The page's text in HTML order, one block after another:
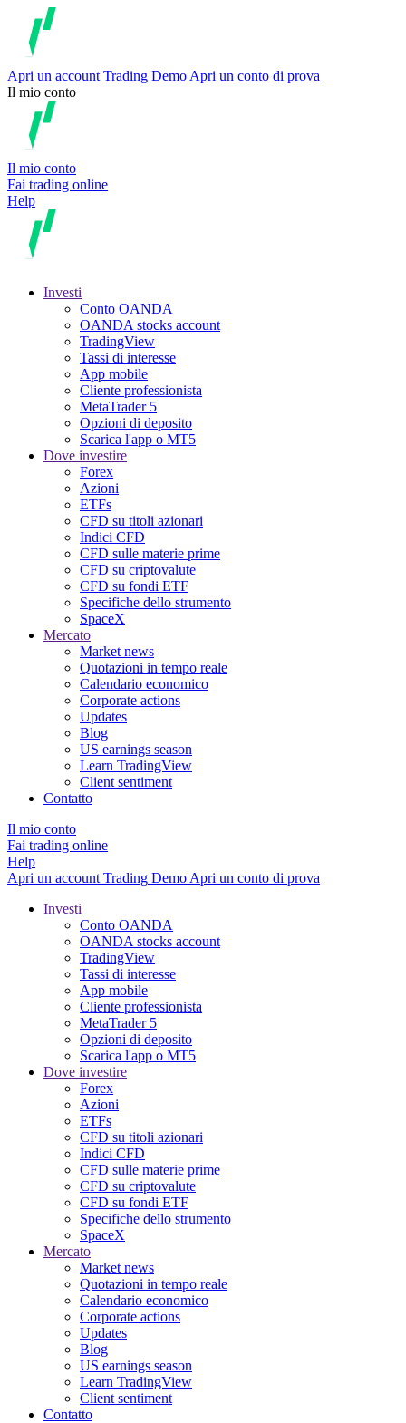
Apri un account Trading Demo Apri un conto di prova
Il mio conto
Il mio conto
Fai trading online
Help
Investi
Conto OANDA
OANDA stocks account
TradingView
Tassi di interesse
App mobile
Cliente professionista
MetaTrader 5
Opzioni di deposito
Scarica l'app o MT5
Dove investire
Forex
Azioni
ETFs
CFD su titoli azionari
Indici CFD
CFD sulle materie prime
CFD su criptovalute
CFD su fondi ETF
Specifiche dello strumento
SpaceX
Mercato
Market news
Quotazioni in tempo reale
Calendario economico
Corporate actions
Updates
Blog
US earnings season
Learn TradingView
Client sentiment
Contatto
Il mio conto
Fai trading online
Help
Apri un account Trading Demo Apri un conto di prova
Investi
Conto OANDA
OANDA stocks account
TradingView
Tassi di interesse
App mobile
Cliente professionista
MetaTrader 5
Opzioni di deposito
Scarica l'app o MT5
Dove investire
Forex
Azioni
ETFs
CFD su titoli azionari
Indici CFD
CFD sulle materie prime
CFD su criptovalute
CFD su fondi ETF
Specifiche dello strumento
SpaceX
Mercato
Market news
Quotazioni in tempo reale
Calendario economico
Corporate actions
Updates
Blog
US earnings season
Learn TradingView
Client sentiment
Contatto